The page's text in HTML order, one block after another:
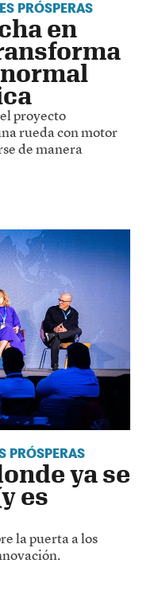
PRÓSPERAS
en
proyecto
rueda con motor
de manera
PRÓSPERAS
ya se
es
la puerta a los